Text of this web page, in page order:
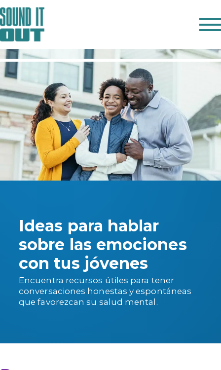
IN ENGLISH
OBSERVA
ESCUCHA
HABLA
REFLEXIONA
RECURSOS
Ideas para hablar
sobre las emociones
con tus jóvenes
Encuentra recursos útiles para tener
conversaciones honestas y espontáneas
que favorezcan su salud mental.